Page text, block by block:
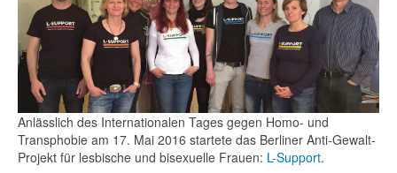
Anlässlich des Internationalen Tages gegen Homo- und
Transphobie am 17. Mai 2016 startete das Berliner Anti-Gewalt-
Projekt für lesbische und bisexuelle Frauen: L-Support.